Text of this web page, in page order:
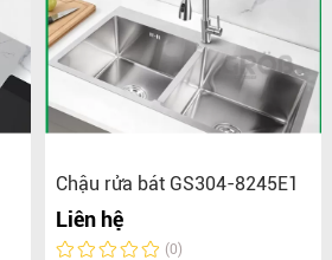
Chậu rửa bát GS304-8245E1
Liên hệ
(0)